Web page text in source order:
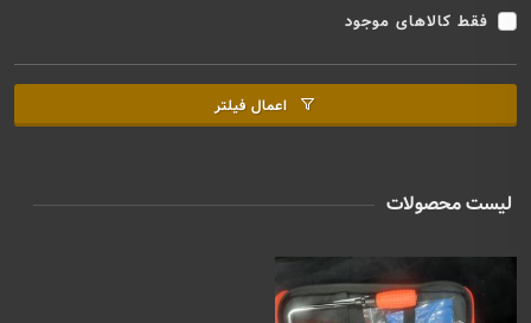
فقط کالاهای موجود
اعمال فیلتر
لیست محصولات